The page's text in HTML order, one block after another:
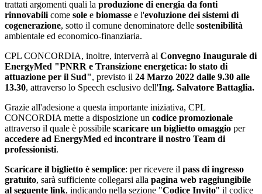
trattati argomenti quali la produzione di energia da fonti
rinnovabilicome sole e biomasse e l'evoluzione dei sistemi di
cogenerazione, sotto il comune denominatore delle sostenibilità
ambientale ed economico-finanziaria.
CPL CONCORDIA, inoltre, interverrà al Convegno Inaugurale di
EnergyMed "PNRR e Transizione energetica: lo stato di
attuazione per il Sud", previsto il 24 Marzo 2022 dalle 9.30 alle
13.30, attraverso lo Speech esclusivo dell'Ing. Salvatore Battaglia.
Grazie all'adesione a questa importante iniziativa, CPL
CONCORDIA mette a disposizione un codice promozionale
attraverso il quale è possibile scaricare un biglietto omaggio per
accedere ad EnergyMed ed incontrare il nostro Team di
professionisti.
Scaricare il biglietto è semplice: per ricevere il pass di ingresso
gratuito, sarà sufficiente collegarsi alla pagina web raggiungibile
al seguente link, indicando nella sezione "Codice Invito" il codice